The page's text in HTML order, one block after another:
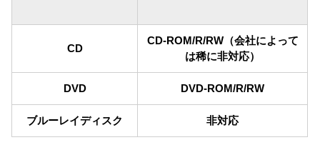
CD
CD-ROM/R/RW（会社によって
は稀に非対応）
DVD DVD-ROM/R/RW
ブルーレイディスク 非対応